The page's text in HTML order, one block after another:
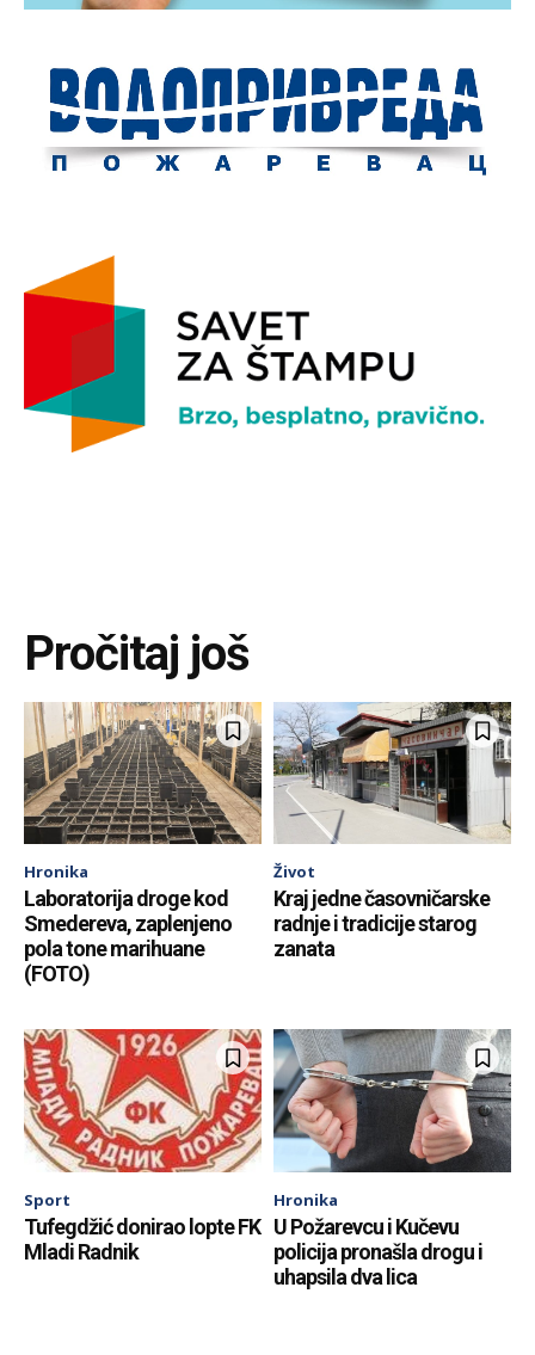
Pročitaj još
Hronika
Laboratorija droge kod
Smedereva, zaplenjeno
pola tone marihuane
(FOTO)
Život
Kraj jedne časovničarske
radnje i tradicije starog
zanata
Sport
Tufegdžić donirao lopte FK
Mladi Radnik
Hronika
U Požarevcu i Kučevu
policija pronašla drogu i
uhapsila dva lica